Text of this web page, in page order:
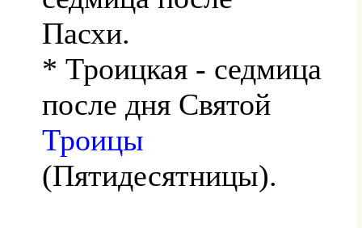
Пасхи.
* Троицкая - седмица
после дня Святой
Троицы
(Пятидесятницы).